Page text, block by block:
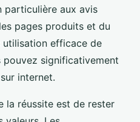
particulière aux avis
pages produits et du
efficace de
pouvez significativement
internet.
la réussite est de rester